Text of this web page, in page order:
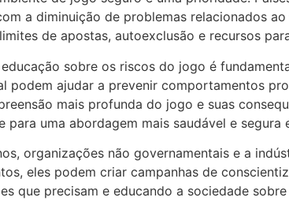
a diminuição de problemas relacionados
de apostas, autoexclusão e recursos
sobre os riscos do jogo é
podem ajudar a prevenir comportamentos
mais profunda do jogo e suas
para uma abordagem mais saudável e segura
organizações não governamentais e a
eles podem criar campanhas de
que precisam e educando a sociedade